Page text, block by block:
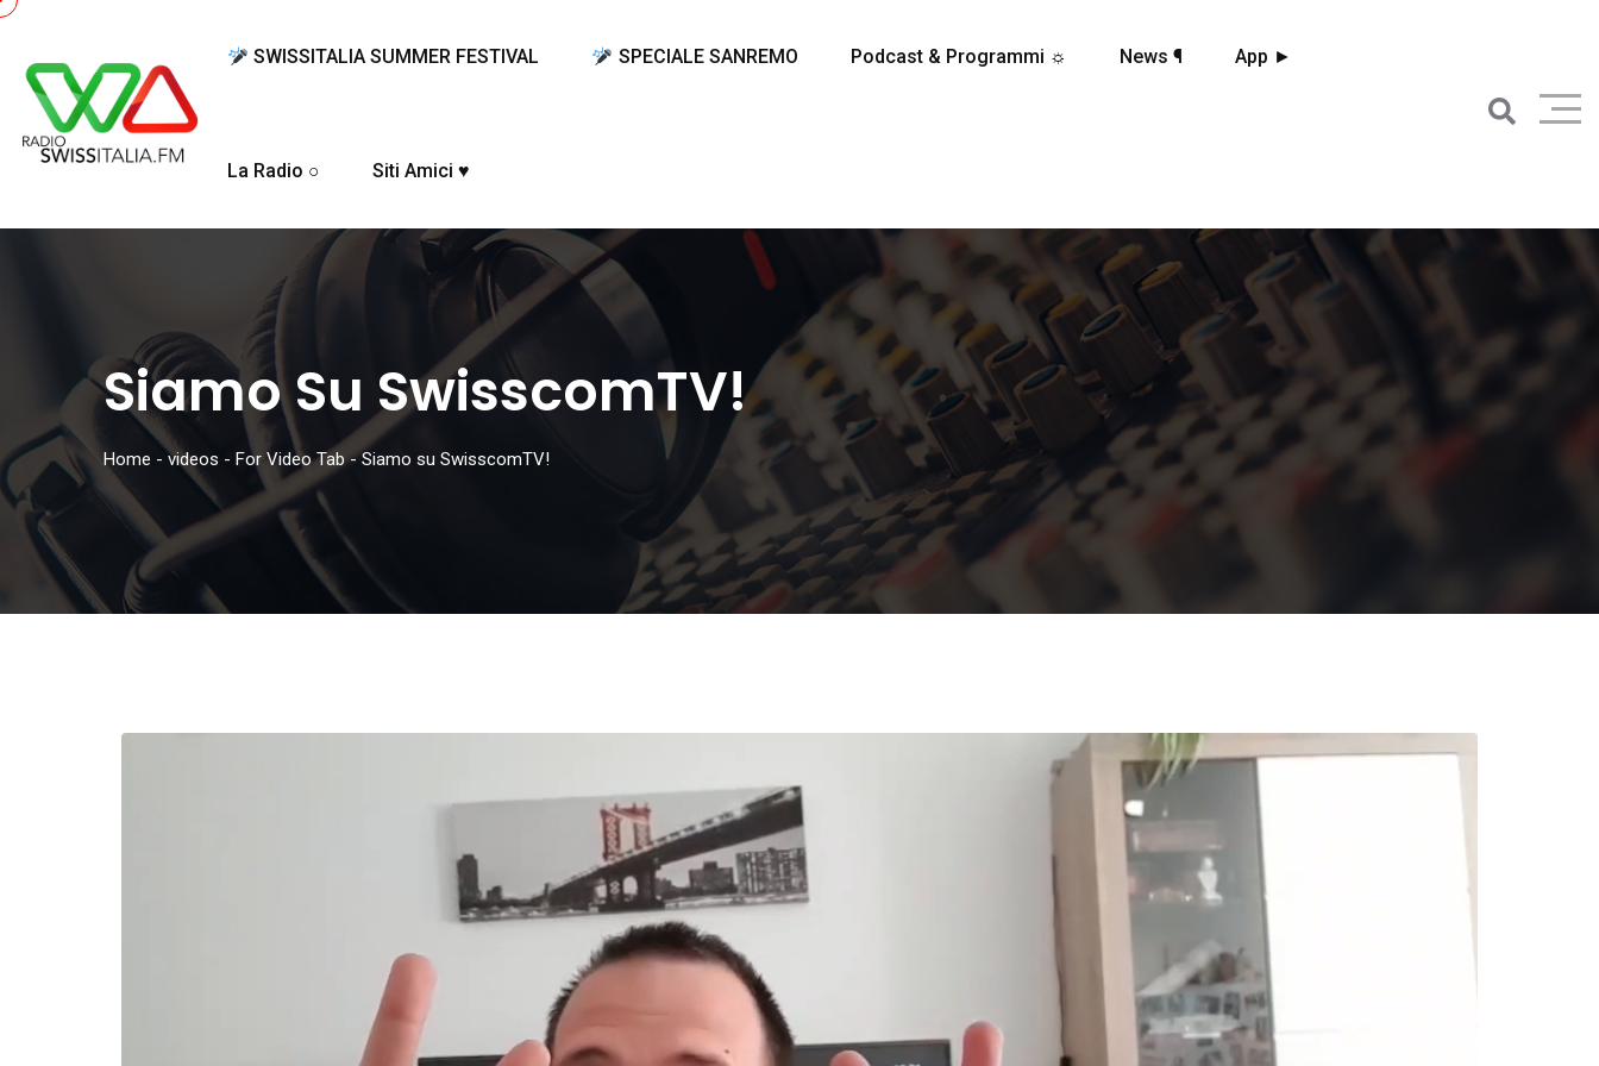
SWISSITALIA SUMMER FESTIVAL SPECIALE SANREMO Podcast & Programmi ☼ News ¶ App ►
La Radio ○ Siti Amici ♥
Siamo Su SwisscomTV!
Home - videos - For Video Tab-Siamo su SwisscomTV!